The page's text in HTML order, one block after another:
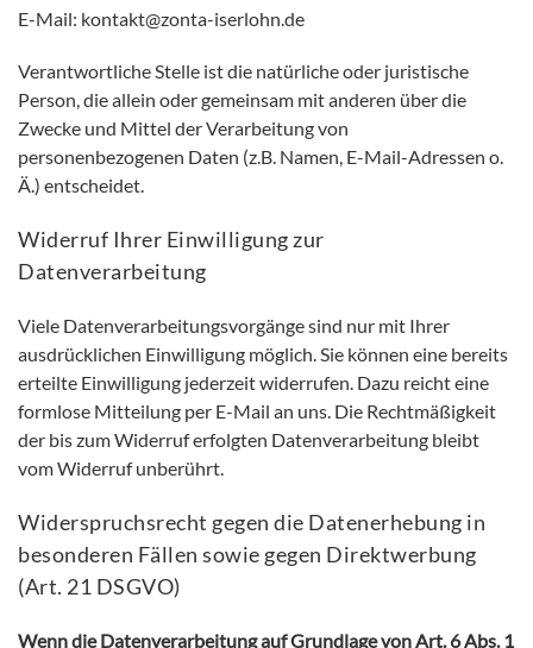
E-Mail: kontakt@zonta-iserlohn.de
Verantwortliche Stelle ist die natürliche oder juristische
Person, die allein oder gemeinsam mit anderen über die
Zwecke und Mittel der Verarbeitung von
personenbezogenen Daten (z.B. Namen, E-Mail-Adressen o.
Ä.) entscheidet.
Widerruf Ihrer Einwilligung zur
Datenverarbeitung
Viele Datenverarbeitungsvorgänge sind nur mit Ihrer
ausdrücklichen Einwilligung möglich. Sie können eine bereits
erteilte Einwilligung jederzeit widerrufen. Dazu reicht eine
formlose Mitteilung per E-Mail an uns. Die Rechtmäßigkeit
der bis zum Widerruf erfolgten Datenverarbeitung bleibt
vom Widerruf unberührt.
Widerspruchsrecht gegen die Datenerhebung in
besonderen Fällen sowie gegen Direktwerbung
(Art. 21 DSGVO)
Wenn die Datenverarbeitung auf Grundlage von Art. 6 Abs. 1